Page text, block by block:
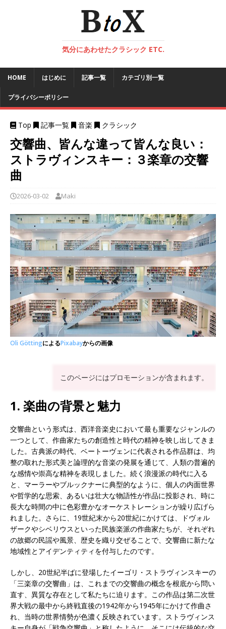
気分にあわせたクラシック ETC.
HOME はじめに 記事一覧 カテゴリ別一覧
プライバシーポリシー
Top 記事一覧 音楽 クラシック
交響曲、皆んな違って皆んな良い：
ストラヴィンスキー：３楽章の交響
曲
2026-03-02 Maki
Oli GöttingによるPixabayからの画像
このページにはプロモーションが含まれます。
1. 楽曲の背景と魅力
交響曲という形式は、西洋音楽史において最も重要なジャンルの
一つとして、作曲家たちの創造性と時代の精神を映し出してきま
した。古典派の時代、ベートーヴェンに代表される作品群は、均
整の取れた形式美と論理的な音楽の発展を通じて、人類の普遍的
な感情や崇高な精神を表現しました。続く浪漫派の時代に入る
と、マーラーやブルックナーに典型的なように、個人の内面世界
や哲学的な思索、あるいは壮大な物語性が作品に投影され、時に
長大な時間の中に色彩豊かなオーケストレーションが繰り広げら
れました。さらに、19世紀末から20世紀にかけては、ドヴォル
ザークやシベリウスといった民族楽派の作曲家たちが、それぞれ
の故郷の民謡や風景、歴史を織り交ぜることで、交響曲に新たな
地域性とアイデンティティを付与したのです。
しかし、20世紀半ばに登場したイーゴリ・ストラヴィンスキーの
「三楽章の交響曲」は、これまでの交響曲の概念を根底から問い
直す、異質な存在として私たちに迫ります。この作品は第二次世
界大戦の最中から終戦直後の1942年から1945年にかけて作曲さ
れ、当時の世界情勢が色濃く反映されています。ストラヴィンス